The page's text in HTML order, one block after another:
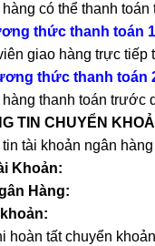
hàng có thể thanh
thức thanh toán
giao hàng trực tiếp
thức thanh toán
hàng thanh toán trước
TIN CHUYỂN
tài khoản ngân
Khoản:
Hàng:
hoàn tất chuyển